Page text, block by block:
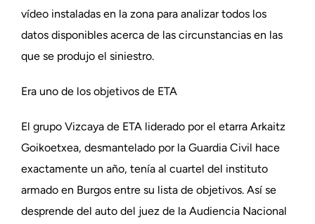
vídeo instaladas en la zona para analizar todos los
datos disponibles acerca de las circunstancias en las
que se produjo el siniestro.
Era uno de los objetivos de ETA
El grupo Vizcaya de ETA liderado por el etarra Arkaitz
Goikoetxea, desmantelado por la Guardia Civil hace
exactamente un año, tenía al cuartel del instituto
armado en Burgos entre su lista de objetivos. Así se
desprende del auto del juez de la Audiencia Nacional